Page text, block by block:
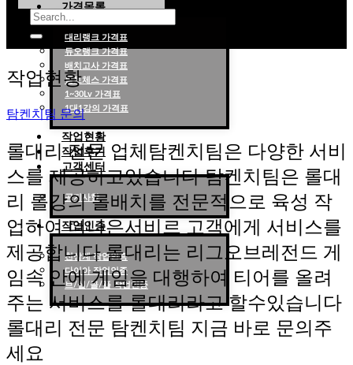
가격목록
대리랭크 가격표
듀오랭크 가격표
배치고사 가격표
롤토체스 가격표
1~30Lv 가격표
1대1강의 가격표
작업현황
작업후기
고객센터
공지사항
작업인증
천상계 작업인증
다이아 작업인증
브/실/골/플 작업인증
작업현황
탐켄치팀 문의
롤대리 전문 업체탐켄치팀은 다양한 서비
스를 제공하고있습니다 탐켄치팀은 롤대
리 롤강의 롤배치를 전문적으로 육성 작
업하여 더나은서비르 고객에게 서비스를
제공합니다 롤대리는 리그오브레전드 게
임속 안에 게임을 대행하여 티어를 올려
주는 서비스를 롤대리라고 할수있습니다
롤대리 전문 탐켄치팀 지금 바로 문의주
세요